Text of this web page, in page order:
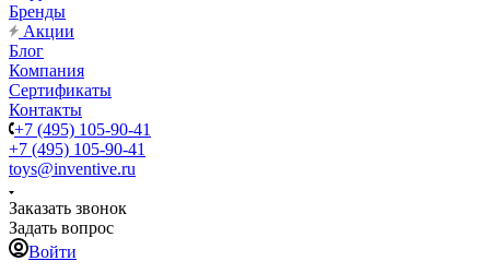
Бренды
Акции
Блог
Компания
Сертификаты
Контакты
+7 (495) 105-90-41
+7 (495) 105-90-41
toys@inventive.ru
Заказать звонок
Задать вопрос
Войти